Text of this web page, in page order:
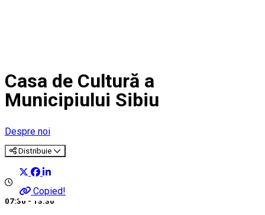
Casa de Cultură a
Municipiului Sibiu
Despre noi
Distribuie
Copied!
07:30 - 13:30